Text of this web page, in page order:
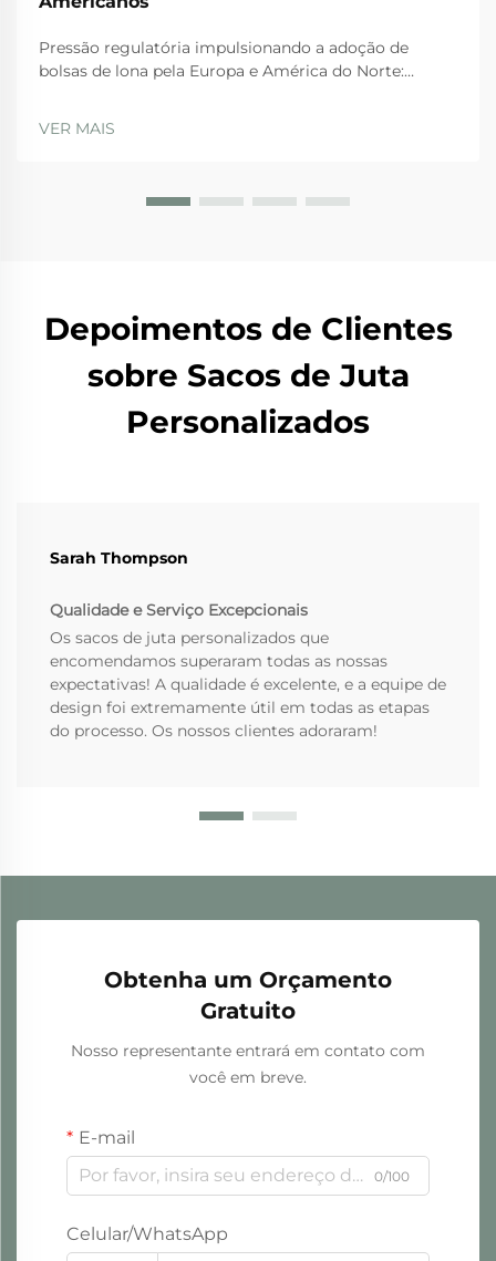
Pressão regulatória impulsionando a adoção de
bolsas de lona pela Europa e América do Norte:
regulamentações da UE estão realmente levando as
VER MAIS
Depoimentos de Clientes
sobre Sacos de Juta
Personalizados
Sarah Thompson
Qualidade e Serviço Excepcionais
Os sacos de juta personalizados que
encomendamos superaram todas as nossas
expectativas! A qualidade é excelente, e a equipe de
design foi extremamente útil em todas as etapas
do processo. Os nossos clientes adoraram!
Obtenha um Orçamento
Gratuito
Nosso representante entrará em contato com
você em breve.
E-mail
0/100
Celular/WhatsApp